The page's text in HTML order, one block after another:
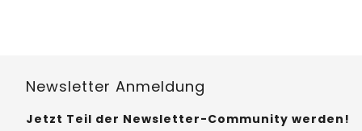
Newsletter Anmeldung
Jetzt Teil der Newsletter-Community werden!